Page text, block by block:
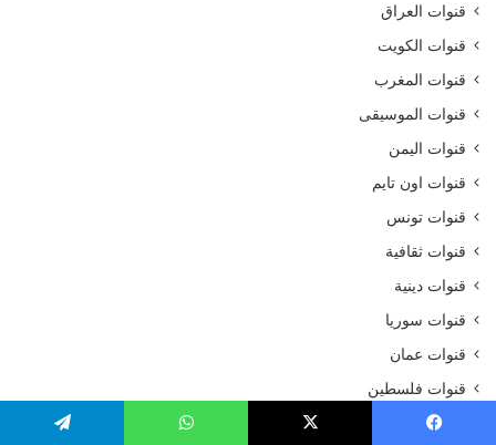
قنوات العراق
قنوات الكويت
قنوات المغرب
قنوات الموسيقى
قنوات اليمن
قنوات اون تايم
قنوات تونس
قنوات ثقافية
قنوات دينية
قنوات سوريا
قنوات عمان
قنوات فلسطين
قنوات قطر